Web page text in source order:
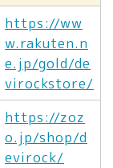
https://ww
w.rakuten.n
e.jp/gold/de
virockstore/
https://zoz
o.jp/shop/d
evirock/